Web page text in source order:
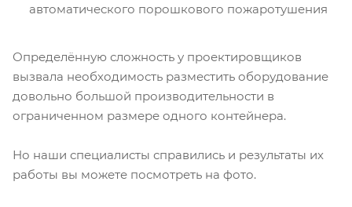
автоматического порошкового пожаротушения
Определённую сложность у проектировщиков
вызвала необходимость разместить оборудование
довольно большой производительности в
ограниченном размере одного контейнера.
Но наши специалисты справились и результаты их
работы вы можете посмотреть на фото.